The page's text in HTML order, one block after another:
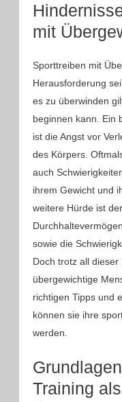
mit
Sporttreiben mit
Herausforderung
es zu überwinden
beginnen kann. Ein
ist die Angst vor
des Körpers.
auch
ihrem Gewicht und
weitere Hürde ist
sowie die
Doch trotz all
übergewichtige
richtigen Tipps und
können sie ihre
werden.
Training